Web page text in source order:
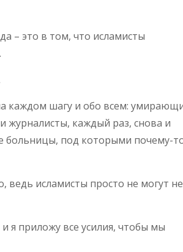
– это в том, что исламисты
каждом шагу и обо всем:
журналисты, каждый раз, снова и
больницы, под которыми почему-
ведь исламисты просто не могут не
я приложу все усилия, чтобы мы